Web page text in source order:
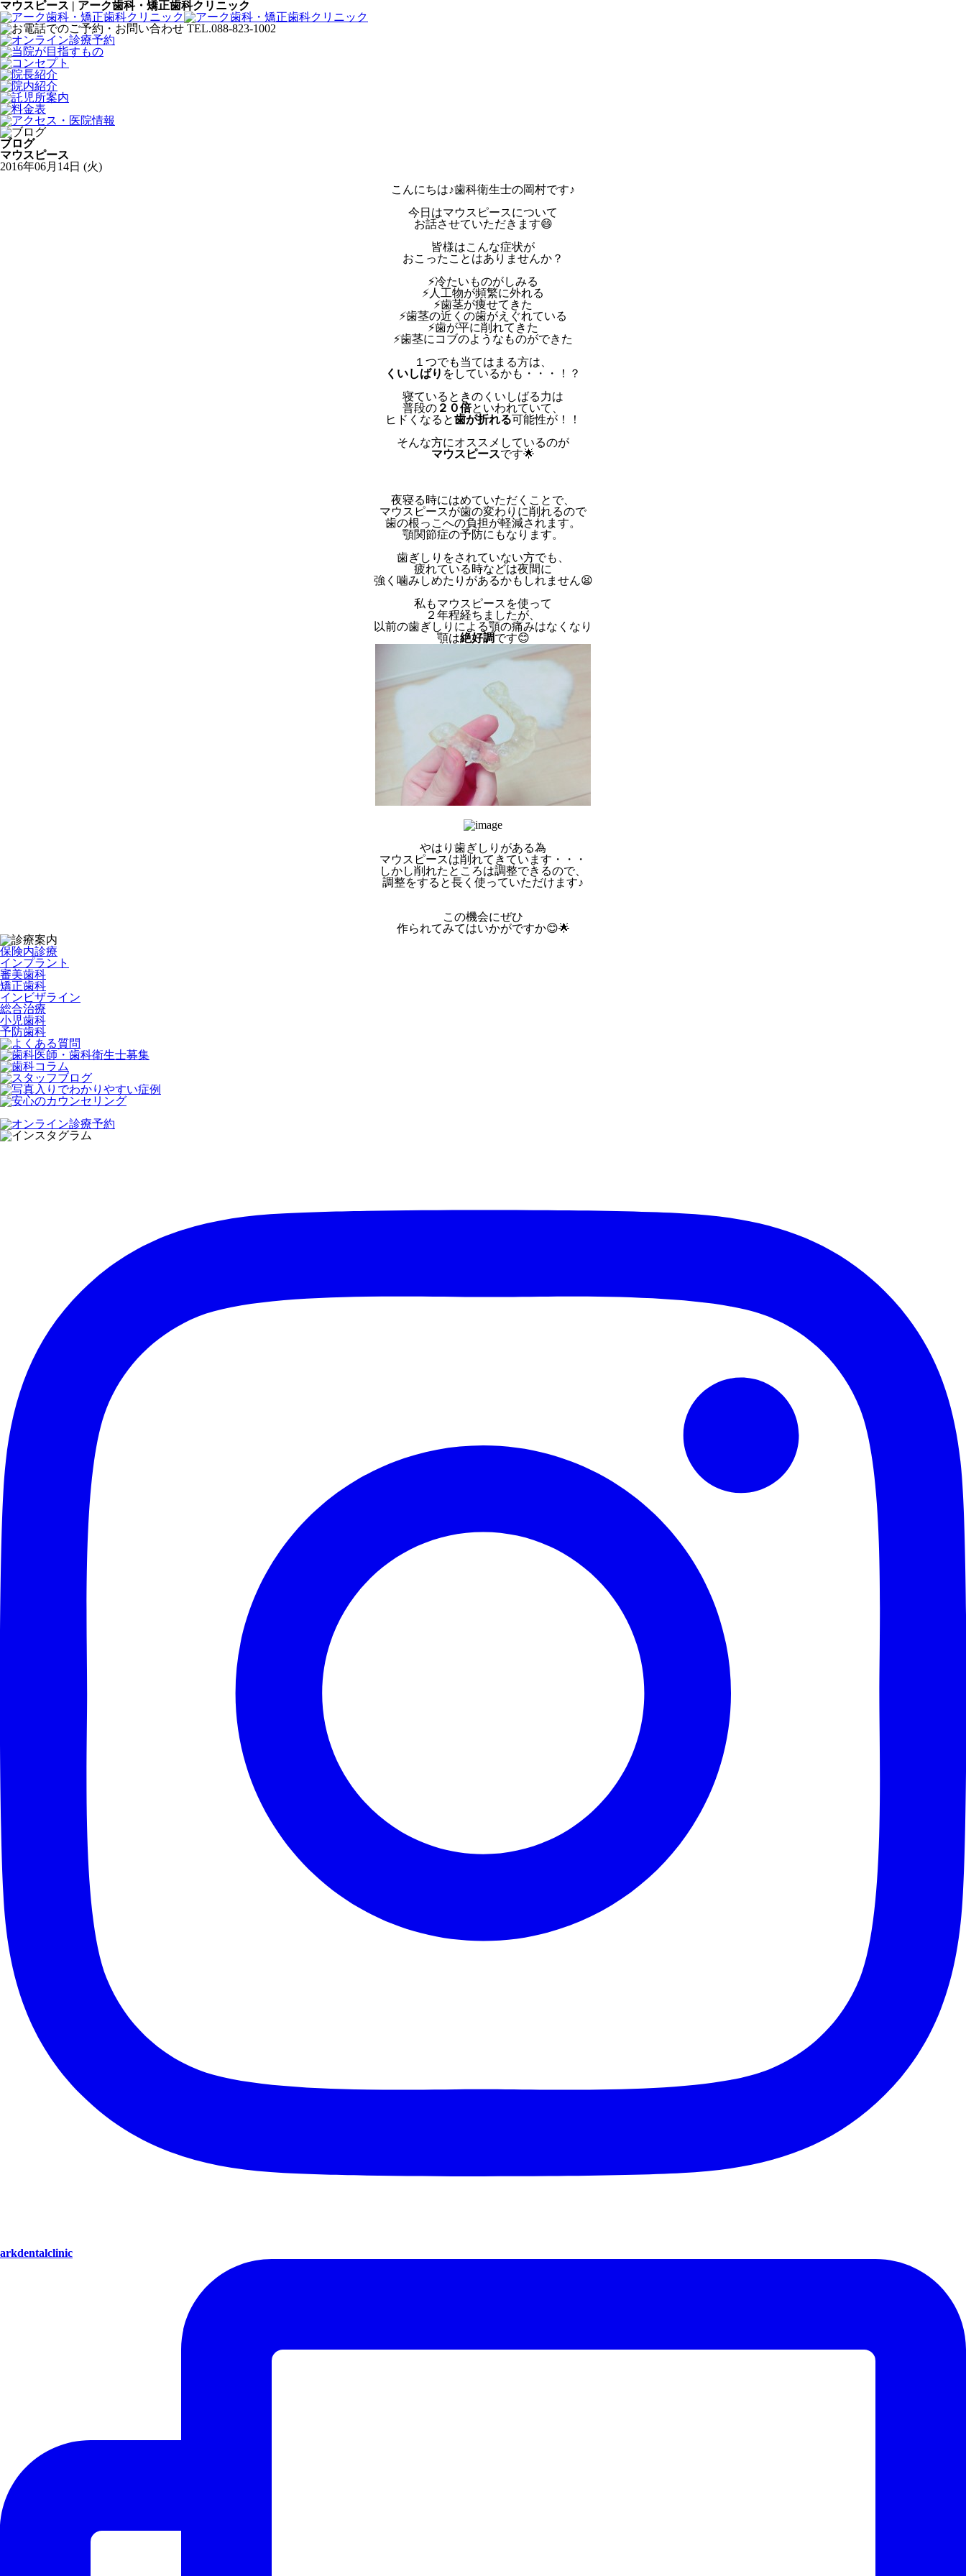
マウスピース | アーク歯科・矯正歯科クリニック
ブログ
マウスピース
2016年06月14日 (火)
こんにちは♪歯科衛生士の岡村です♪
今日はマウスピースについて
お話させていただきます😄
皆様はこんな症状が
おこったことはありませんか？
⚡️冷たいものがしみる
⚡️人工物が頻繁に外れる
⚡️歯茎が痩せてきた
⚡️歯茎の近くの歯がえぐれている
⚡️歯が平に削れてきた
⚡️歯茎にコブのようなものができた
１つでも当てはまる方は、
くいしばり をしているかも・・・！？
寝ているときのくいしばる力は
普段の ２０倍といわれていて、
ヒドくなると歯が折れる可能性が！！
そんな方にオススメしているのが
マウスピースです🌟
夜寝る時にはめていただくことで、
マウスピースが歯の変わりに削れるので
歯の根っこへの負担が軽減されます。
顎関節症の予防にもなります。
歯ぎしりをされていない方でも、
疲れている時などは夜間に
強く噛みしめたりがあるかもしれません😫
私もマウスピースを使って
２年程経ちましたが、
以前の歯ぎしりによる顎の痛みはなくなり
顎は絶好調です😊
やはり歯ぎしりがある為
マウスピースは削れてきています・・・
しかし削れたところは調整できるので、
調整をすると長く使っていただけます♪
この機会にぜひ
作られてみてはいかがですか😊🌟
保険内診療
インプラント
審美歯科
矯正歯科
インビザライン
総合治療
小児歯科
予防歯科
arkdentalclinic